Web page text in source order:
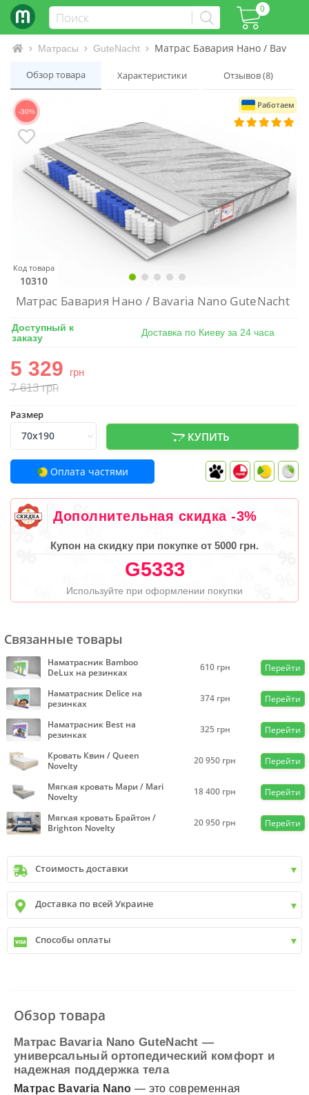
0
Интернет-магазин матрасов и кроватей
Матрасы GuteNacht Матрас Бавария Нано / Bavaria
Обзор товара Характеристики Отзывов (8)
Работаем
-30%
Код товара
10310
Матрас Бавария Нано / Bavaria Nano GuteNacht
Доступный к
заказу
Доставка по Киеву за 24 часа
5 329 грн
7 613грн
Размер
КУПИТЬ
Оплата частями
Дополнительная скидка -3%
Купон на скидку при покупке от 5000 грн.
G5333
Используйте при оформлении покупки
Связанные товары
Наматрасник Bamboo
DeLux на резинках
610 грн Перейти
Наматрасник Delice на
резинках
374 грн Перейти
Наматрасник Best на
резинках
325 грн Перейти
Кровать Квин / Queen
Novelty
20 950 грн Перейти
Мягкая кровать Мари / Mari
Novelty
18 400 грн Перейти
Мягкая кровать Брайтон /
Brighton Novelty
20 950 грн Перейти
Стоимость доставки
Киевдо9999 грн. -400 грн.
Киевот9999 грн - БЕСПЛАТНО
Киев пригород +30 грн\км
Доставка по всей Украине
✓Новая почта
✓Деливери
✓Автолюкс
Способы оплаты
✓ Подробнее
Обзор товара
Матрас Bavaria Nano GuteNacht —
универсальный ортопедический комфорт и
надежная поддержка тела
Матрас Bavaria Nano — это современная